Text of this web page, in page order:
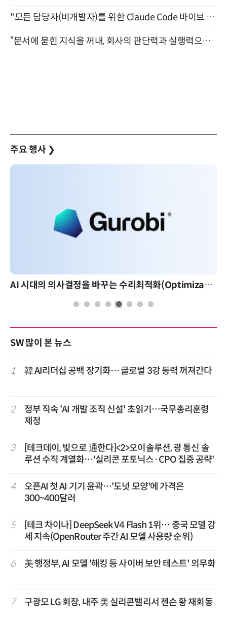
"모든 담당자(비개발자)를 위한 Claude Code 바이브 코딩 2-day 부트캠프" 9월 16~17일 개최
“문서에 묻힌 지식을 꺼내, 회사의 판단력과 실행력으로 바꾸다” (8/20)
주요 행사 ❯
AI 시대의 의사결정을 바꾸는 수리최적화(Optimization): 실제 산업 적용 사례와 활용 전략 AI 핀옵스 실전 세미나: 폭증하
SW 많이 본 뉴스
1 韓 AI리더십 공백 장기화… 글로벌 3강 동력 꺼져간다
2
정부 직속 'AI 개발 조직 신설' 초읽기…국무총리훈령
제정
3
[테크데이, 빛으로 通한다]<2>오이솔루션, 광 통신 솔
루션 수직 계열화…'실리콘 포토닉스·CPO 집중 공략'
4
오픈AI 첫 AI 기기 윤곽…'도넛 모양'에 가격은
300~400달러
5
[테크 차이나] DeepSeek V4 Flash 1위… 중국 모델 강
세 지속(OpenRouter 주간 AI 모델 사용량 순위)
6 美 행정부, AI 모델 '해킹 등 사이버 보안 테스트' 의무화
7 구광모 LG 회장, 내주 美 실리콘밸리서 젠슨 황 재회동